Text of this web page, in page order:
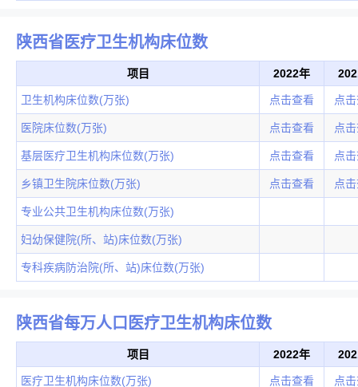
陕西省医疗卫生机构床位数
项目 2022年
卫生机构床位数(万张) 点击查看 点
医院床位数(万张) 点击查看 点
基层医疗卫生机构床位数(万张) 点击查看 点
乡镇卫生院床位数(万张) 点击查看 点
专业公共卫生机构床位数(万张)
妇幼保健院(所、站)床位数(万张)
专科疾病防治院(所、站)床位数(万张)
陕西省每万人口医疗卫生机构床位数
项目 2022年
医疗卫生机构床位数(万张) 点击查看 点